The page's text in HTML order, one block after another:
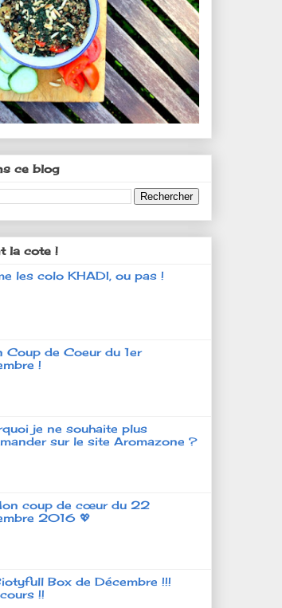
ce blog
la cote !
les colo KHADI, ou pas !
Coup de Coeur du 1er
!
je ne souhaite plus
sur le site Aromazone ?
coup de cœur du 22
2016 💖
Box de Décembre !!!
!!